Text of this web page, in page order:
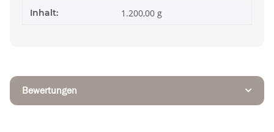
Inhalt: 1.200,00 g
Bewertungen